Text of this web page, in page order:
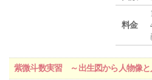
料金
紫微斗数実習 ～出生図から人物像と